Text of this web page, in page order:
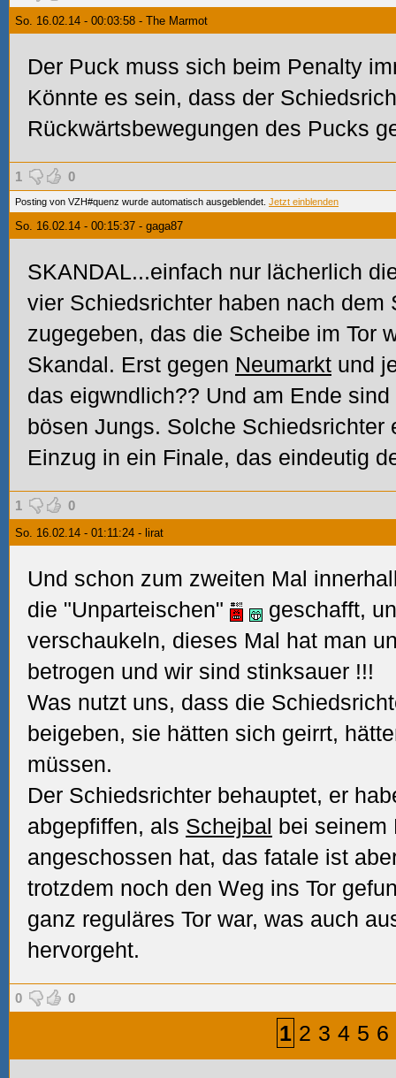
So. 16.02.14 - 00:03:58 - The Marmot
Der Puck muss sich beim Penalty
Könnte es sein, dass der
Rückwärtsbewegungen des Pucks
1 0
Posting von VZH#quenz wurde automatisch ausgeblendet. Jetzt einblenden
So. 16.02.14 - 00:15:37 - gaga87
SKANDAL...einfach nur lächerlich
vier Schiedsrichter haben nach dem
zugegeben, das die Scheibe im Tor
Skandal. Erst gegen Neumarkt und
das eigwndlich?? Und am Ende
bösen Jungs. Solche Schiedsrichter
Einzug in ein Finale, das eindeutig
1 0
So. 16.02.14 - 01:11:24 - lirat
Und schon zum zweiten Mal
die "Unparteischen"
geschafft,
verschaukeln, dieses Mal hat man
betrogen und wir sind stinksauer !!!
Was nutzt uns, dass die
beigeben, sie hätten sich geirrt,
müssen.
Der Schiedsrichter behauptet, er
abgepfiffen, als Schejbal bei
angeschossen hat, das fatale ist
trotzdem noch den Weg ins Tor
ganz reguläres Tor war, was auch
hervorgeht.
0 0
1 2 3 4 5 6